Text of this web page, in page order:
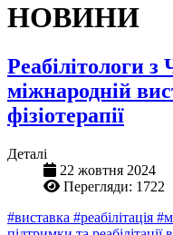
НОВИНИ
Реабілітологи
міжнародній
фізіотерапії
Деталі
22 жовтня 2024
Перегляди: 1722
#виставка #реабілітація